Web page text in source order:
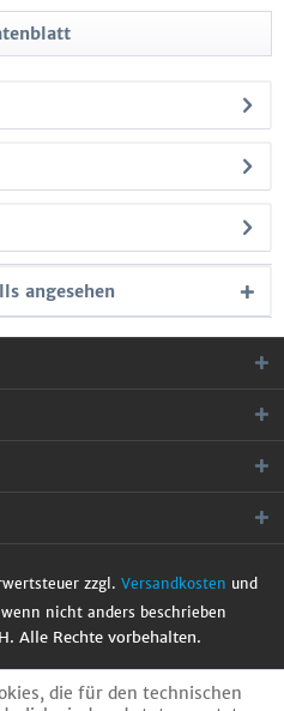
angesehen
zzgl. Versandkosten und
nicht anders beschrieben
Alle Rechte vorbehalten.
die für den technischen